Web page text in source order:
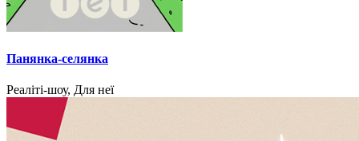
Панянка-селянка
Реаліті-шоу, Для неї